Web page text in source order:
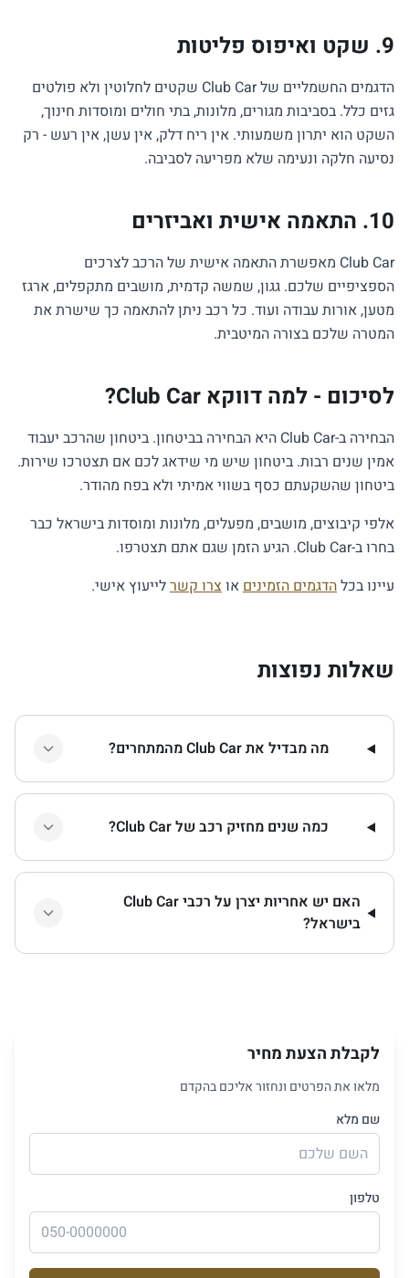
9. שקט ואיפוס פליטות
הדגמים החשמליים של Club Car שקטים לחלוטין ולא פולטים
גזים כלל. בסביבות מגורים, מלונות, בתי חולים ומוסדות חינוך,
השקט הוא יתרון משמעותי. אין ריח דלק, אין עשן, אין רעש - רק
נסיעה חלקה ונעימה שלא מפריעה לסביבה.
10. התאמה אישית ואביזרים
Club Car מאפשרת התאמה אישית של הרכב לצרכים
הספציפיים שלכם. גגון, שמשה קדמית, מושבים מתקפלים, ארגז
מטען, אורות עבודה ועוד. כל רכב ניתן להתאמה כך שישרת את
המטרה שלכם בצורה המיטבית.
לסיכום - למה דווקא Club Car?
הבחירה ב-Club Car היא הבחירה בביטחון. ביטחון שהרכב יעבוד
אמין שנים רבות. ביטחון שיש מי שידאג לכם אם תצטרכו שירות.
ביטחון שהשקעתם כסף בשווי אמיתי ולא בפח מהודר.
אלפי קיבוצים, מושבים, מפעלים, מלונות ומוסדות בישראל כבר
בחרו ב-Club Car. הגיע הזמן שגם אתם תצטרפו.
עיינו בכלהדגמים הזמיניםאוצרו קשרלייעוץ אישי.
שאלות נפוצות
מה מבדיל את Club Car מהמתחרים?
כמה שנים מחזיק רכב של Club Car?
האם יש אחריות יצרן על רכבי Club Car
בישראל?
לקבלת הצעת מחיר
מלאו את הפרטים ונחזור אליכם בהקדם
שם מלא
טלפון